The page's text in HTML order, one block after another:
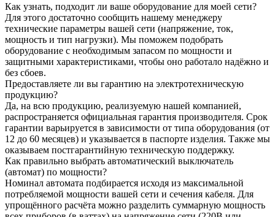
Как узнать, подходит ли ваше оборудование для моей сети?
Для этого достаточно сообщить нашему менеджеру
технические параметры вашей сети (напряжение, ток,
мощность и тип нагрузки). Мы поможем подобрать
оборудование с необходимым запасом по мощности и
защитными характеристиками, чтобы оно работало надёжно и
без сбоев.
Предоставляете ли вы гарантию на электротехническую
продукцию?
Да, на всю продукцию, реализуемую нашей компанией,
распространяется официальная гарантия производителя. Срок
гарантии варьируется в зависимости от типа оборудования (от
12 до 60 месяцев) и указывается в паспорте изделия. Также мы
оказываем постгарантийную техническую поддержку.
Как правильно выбрать автоматический выключатель
(автомат) по мощности?
Номинал автомата подбирается исходя из максимальной
потребляемой мощности вашей сети и сечения кабеля. Для
упрощённого расчёта можно разделить суммарную мощность